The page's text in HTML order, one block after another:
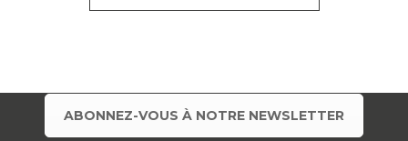
ABONNEZ-VOUS À NOTRE NEWSLETTER